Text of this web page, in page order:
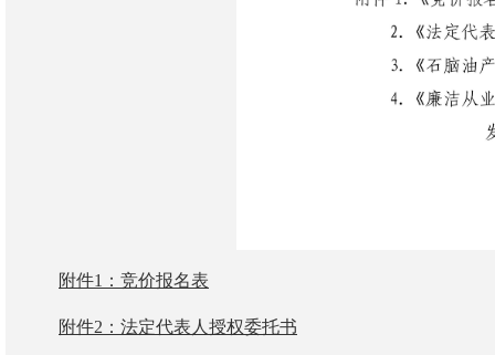
附件1：竞价报名表
附件2：法定代表人授权委托书